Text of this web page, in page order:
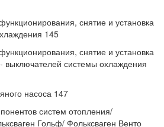
снятие и установка
145
снятие и установка
выключателей системы охлаждения
насоса 147
систем отопления/
Гольф/ Фольксваген Венто